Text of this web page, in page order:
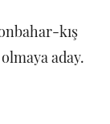
kış
aday.